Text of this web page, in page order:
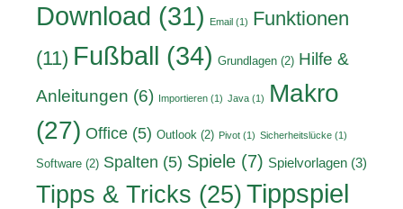
Download (31) Email (1) Funktionen
(11) Fußball (34) Grundlagen (2) Hilfe &
Anleitungen (6) Importieren (1) Java (1)
Makro
(27) Office (5) Outlook (2) Pivot (1) Sicherheitslücke (1)
Software (2) Spalten (5) Spiele (7) Spielvorlagen (3)
Tipps & Tricks (25)Tippspiel